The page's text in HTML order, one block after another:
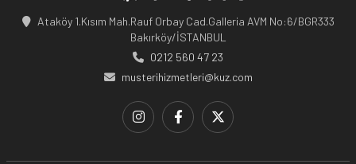
Ataköy 1.Kısım Mah.Rauf Orbay Cad.Galleria AVM No:6/BGR333
Bakırköy/İSTANBUL
0212 560 47 23
musterihizmetleri@kuz.com